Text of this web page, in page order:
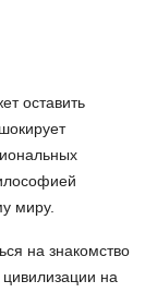
оставить
миру.
на знакомство
на